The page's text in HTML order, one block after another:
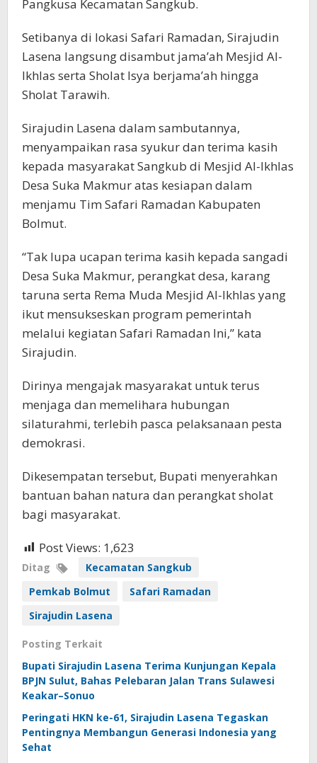
Pangkusa Kecamatan Sangkub.
Setibanya di lokasi Safari Ramadan, Sirajudin
Lasena langsung disambut jama’ah Mesjid Al-
Ikhlas serta Sholat Isya berjama’ah hingga
Sholat Tarawih.
Sirajudin Lasena dalam sambutannya,
menyampaikan rasa syukur dan terima kasih
kepada masyarakat Sangkub di Mesjid Al-Ikhlas
Desa Suka Makmur atas kesiapan dalam
menjamu Tim Safari Ramadan Kabupaten
Bolmut.
“Tak lupa ucapan terima kasih kepada sangadi
Desa Suka Makmur, perangkat desa, karang
taruna serta Rema Muda Mesjid Al-Ikhlas yang
ikut mensukseskan program pemerintah
melalui kegiatan Safari Ramadan Ini,” kata
Sirajudin.
Dirinya mengajak masyarakat untuk terus
menjaga dan memelihara hubungan
silaturahmi, terlebih pasca pelaksanaan pesta
demokrasi.
Dikesempatan tersebut, Bupati menyerahkan
bantuan bahan natura dan perangkat sholat
bagi masyarakat.
Post Views: 1,623
Ditag
Kecamatan Sangkub
Pemkab Bolmut
Safari Ramadan
Sirajudin Lasena
Posting Terkait
Bupati Sirajudin Lasena Terima Kunjungan Kepala
BPJN Sulut, Bahas Pelebaran Jalan Trans Sulawesi
Keakar–Sonuo
Peringati HKN ke-61, Sirajudin Lasena Tegaskan
Pentingnya Membangun Generasi Indonesia yang
Sehat